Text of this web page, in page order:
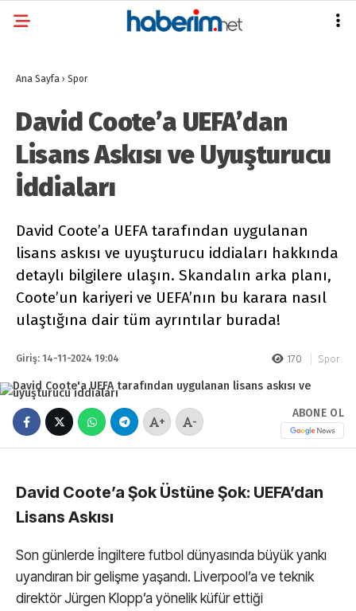
Ana Sayfa › Spor
David Coote’a UEFA’dan
Lisans Askısı ve Uyuşturucu
İddiaları
David Coote’a UEFA tarafından uygulanan
lisans askısı ve uyuşturucu iddiaları hakkında
detaylı bilgilere ulaşın. Skandalın arka planı,
Coote’un kariyeri ve UEFA’nın bu karara nasıl
ulaştığına dair tüm ayrıntılar burada!
Giriş: 14-11-2024 19:04 170 Spor
+ -
ABONE OL
David Coote’a Şok Üstüne Şok: UEFA’dan
Lisans Askısı
Son günlerde İngiltere futbol dünyasında büyük yankı
uyandıran bir gelişme yaşandı. Liverpool’a ve teknik
direktör Jürgen Klopp’a yönelik küfür ettiği